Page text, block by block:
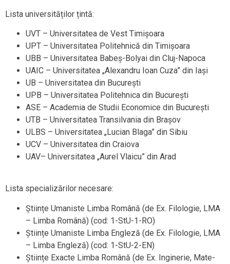
Lista universităților țintă:
UVT – Universitatea de Vest Timişoara
UPT – Universitatea Politehnică din Timișoara
UBB – Universitatea Babeș-Bolyai din Cluj-Napoca
UAIC – Universitatea „Alexandru Ioan Cuza” din Iași
UB – Universitatea din București
UPB – Universitatea Politehnica din București
ASE – Academia de Studii Economice din București
UTB – Universitatea Transilvania din Brașov
ULBS – Universitatea „Lucian Blaga” din Sibiu
UCV – Universitatea din Craiova
UAV– Universitatea „Aurel Vlaicu” din Arad
Lista specializărilor necesare:
Științe Umaniste Limba Română (de Ex. Filologie, LMA
– Limba Română) (cod: 1-StU-1-RO)
Științe Umaniste Limba Engleză (de Ex. Filologie, LMA
– Limba Engleză) (cod: 1-StU-2-EN)
Științe Exacte Limba Română (de Ex. Inginerie, Mate-